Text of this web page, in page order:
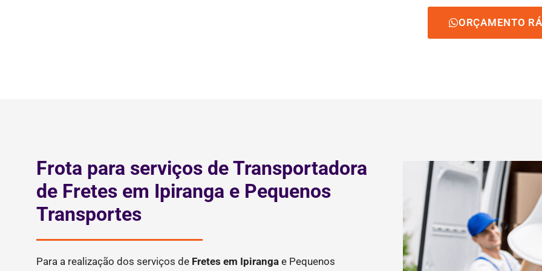
ORÇAMENTO
Frota para serviços de Transportadora
de Fretes em Ipiranga e Pequenos
Transportes
Para a realização dos serviços de Fretes em Ipiranga e Pequenos